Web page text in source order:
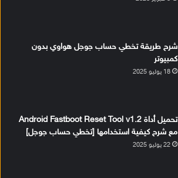
شرح طريقة تخطي حساب جوجل هواوي بدون
كمبيوتر
18 يوليو 2025
تحميل أداة Android Fastboot Reset Tool v1.2
مع شرح كيفية استخدامها [تخطي حساب جوجل]
22 يوليو 2025